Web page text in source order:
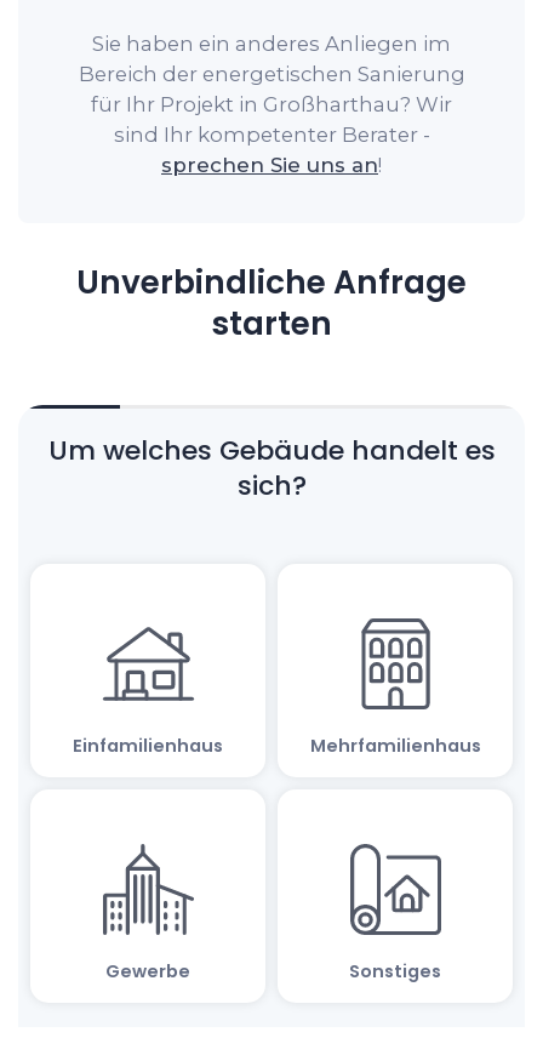
Sie haben ein anderes Anliegen im
Bereich der energetischen Sanierung
für Ihr Projekt in Großharthau? Wir
sind Ihr kompetenter Berater -
sprechen Sie uns an!
Unverbindliche Anfrage
starten